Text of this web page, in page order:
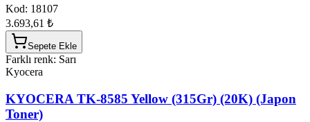
Kod: 18107
3.693,61 ₺
Sepete Ekle
Farklı renk: Sarı
Kyocera
KYOCERA TK-8585 Yellow (315Gr) (20K) (Japon
Toner)